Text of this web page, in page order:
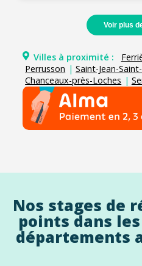
Voir plus
Villes à proximité :
Perrusson | Saint-Jean-
Chanceaux-près-Loches |
Nos stages de
points dans
départements